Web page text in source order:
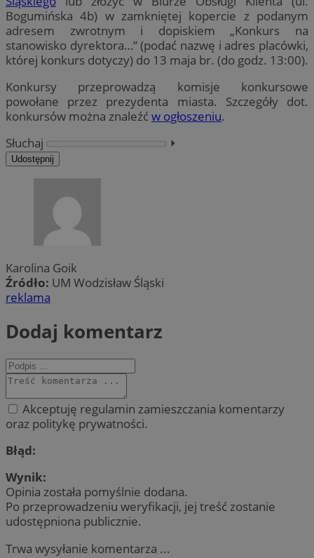
Bogumińska 4b) w zamkniętej kopercie z podanym
adresem zwrotnym i dopiskiem „Konkurs na
stanowisko dyrektora…” (podać nazwę i adres placówki,
której konkurs dotyczy) do 13 maja br. (do godz. 13:00).
Konkursy przeprowadzą komisje konkursowe
powołane przez prezydenta miasta. Szczegóły dot.
konkursów można znaleźćw ogłoszeniu.
Słuchaj
⏵︎
Udostępnij
Karolina Goik
Źródło: UM Wodzisław Śląski
reklama
Dodaj komentarz
Akceptuję regulamin zamieszczania komentarzy
oraz politykę prywatności.
Błąd:
Wynik:
Opinia została pomyślnie dodana.
Po przeprowadzeniu weryfikacji, jej treść zostanie
udostępniona publicznie.
Trwa wysyłanie komentarza ...